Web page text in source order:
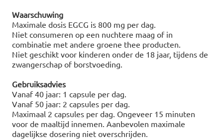
Waarschuwing
Maximale dosis EGCG is 800 mg per dag.
Niet consumeren op een nuchtere maag of in
combinatie met andere groene thee producten.
Niet geschikt voor kinderen onder de 18 jaar, tijdens de
zwangerschap of borstvoeding.
Gebruiksadvies
Vanaf 40 jaar: 1 capsule per dag.
Vanaf 50 jaar: 2 capsules per dag.
Maximaal 2 capsules per dag. Ongeveer 15 minuten
voor de maaltijd innemen. Aanbevolen maximale
dagelijkse dosering niet overschrijden.